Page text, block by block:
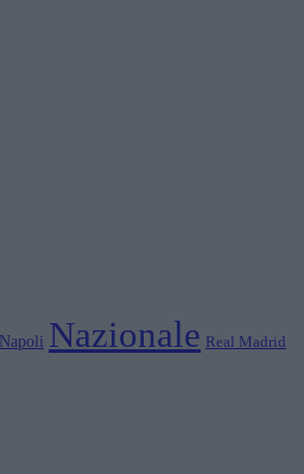
Napoli Nazionale Real Madrid